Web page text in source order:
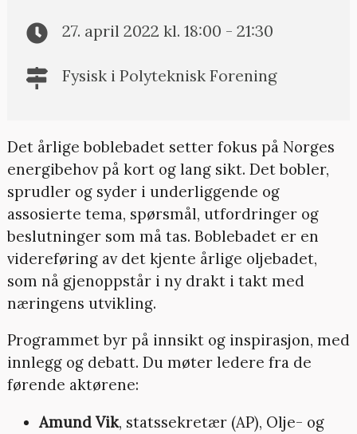
27. april 2022 kl. 18:00 - 21:30
Fysisk i Polyteknisk Forening
Det årlige boblebadet setter fokus på Norges
energibehov på kort og lang sikt. Det bobler,
sprudler og syder i underliggende og
assosierte tema, spørsmål, utfordringer og
beslutninger som må tas. Boblebadet er en
videreføring av det kjente årlige oljebadet,
som nå gjenoppstår i ny drakt i takt med
næringens utvikling.
Programmet byr på innsikt og inspirasjon, med
innlegg og debatt. Du møter ledere fra de
førende aktørene:
Amund Vik, statssekretær (AP), Olje- og